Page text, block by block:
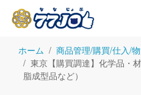
ホーム 商品管理/購買/仕入/
東京【購買調達】化学品・
脂成型品など）